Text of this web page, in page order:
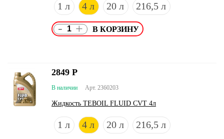
1 л 4 л 20 л 216,5 л
- +
Арт. 2360203
В наличии
Жидкость TEBOIL FLUID CVT 4л
1 л 4 л 20 л 216,5 л
2849 Р